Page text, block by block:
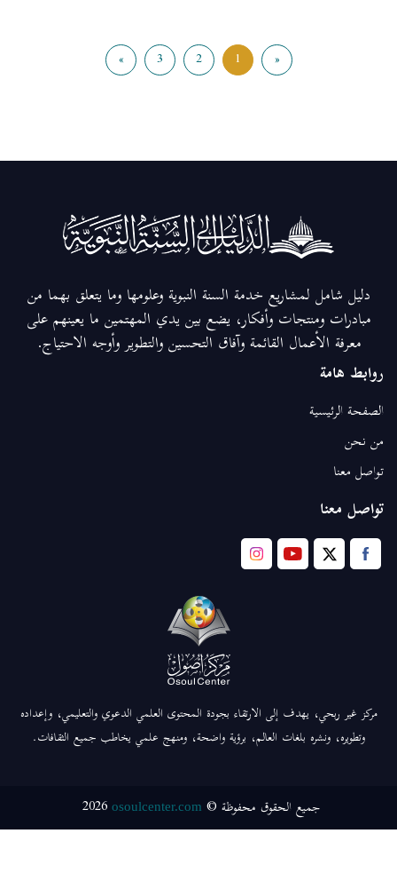
«
1
2
3
»
دليل شامل لمشاريع خدمة السنة النبوية وعلومها وما يتعلق بهما من
مبادرات ومنتجات وأفكار، يضع بين يدي المهتمين ما يعينهم على
معرفة الأعمال القائمة وآفاق التحسين والتطوير وأوجه الاحتياج.
روابط هامة
الصفحة الرئيسية
من نحن
تواصل معنا
تواصل معنا
مركز غير ربحي، يهدف إلى الارتقاء بجودة المحتوى العلمي الدعوي والتعليمي، وإعداده
وتطويره، ونشره بلغات العالم، برؤية واضحة، ومنهج علمي يخاطب جميع الثقافات.
جميع الحقوق محفوظة © osoulcenter.com
2026